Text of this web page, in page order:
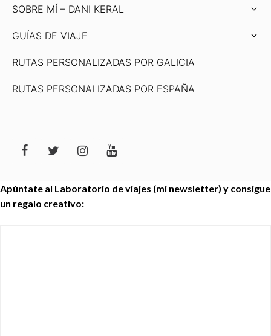
SOBRE MÍ – DANI KERAL
GUÍAS DE VIAJE
RUTAS PERSONALIZADAS POR GALICIA
RUTAS PERSONALIZADAS POR ESPAÑA
Apúntate al Laboratorio de viajes (mi newsletter) y consigue
un regalo creativo: